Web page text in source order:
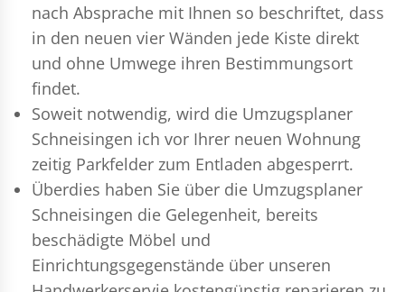
nach Absprache mit Ihnen so beschriftet, dass
in den neuen vier Wänden jede Kiste direkt
und ohne Umwege ihren Bestimmungsort
findet.
Soweit notwendig, wird die Umzugsplaner
Schneisingen ich vor Ihrer neuen Wohnung
zeitig Parkfelder zum Entladen abgesperrt.
Überdies haben Sie über die Umzugsplaner
Schneisingen die Gelegenheit, bereits
beschädigte Möbel und
Einrichtungsgegenstände über unseren